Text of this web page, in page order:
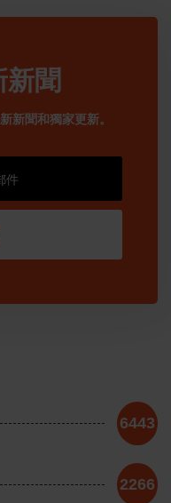
聞
新聞和獨家更新。
6443
2266